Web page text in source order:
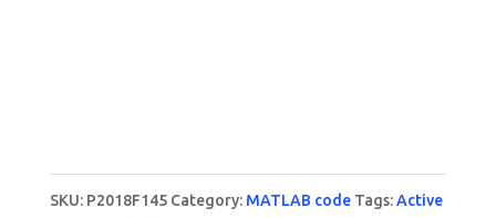
SKU: P2018F145 Category: MATLAB code Tags:Active